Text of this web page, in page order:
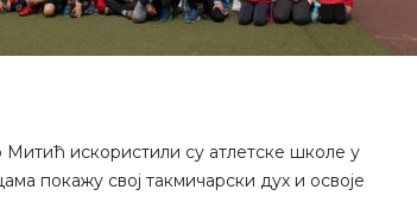
искористили су атлетске школе у
покажу свој такмичарски дух и освоје